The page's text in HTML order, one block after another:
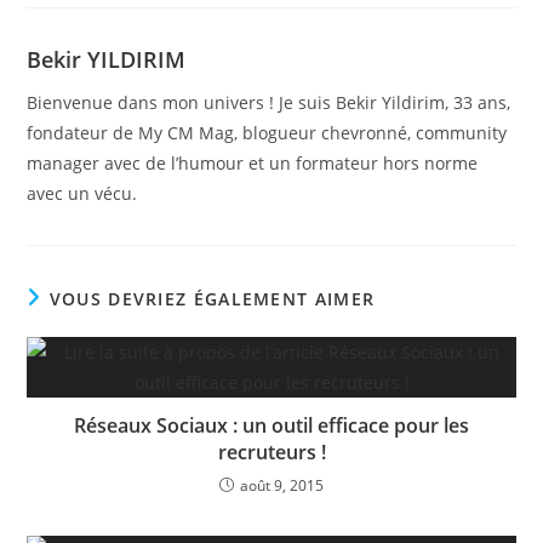
Bekir YILDIRIM
Bienvenue dans mon univers ! Je suis Bekir Yildirim, 33 ans,
fondateur de My CM Mag, blogueur chevronné, community
manager avec de l’humour et un formateur hors norme
avec un vécu.
VOUS DEVRIEZ ÉGALEMENT AIMER
Réseaux Sociaux : un outil efficace pour les
recruteurs !
août 9, 2015